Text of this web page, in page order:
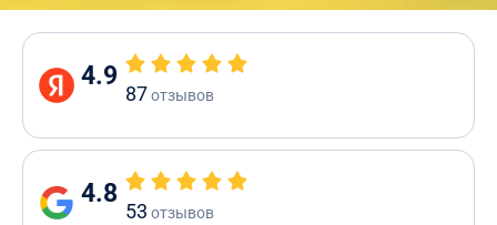
4.9
87отзывов
4.8
53 отзывов